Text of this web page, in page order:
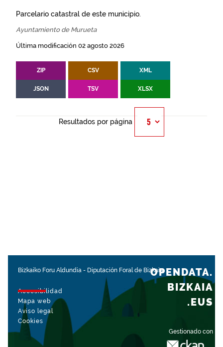
Parcelario catastral de este municipio.
Ayuntamiento de Murueta
Última modificación 02 agosto 2026
ZIP CSV XML
JSON TSV XLSX
Resultados por página
Bizkaiko Foru Aldundia - Diputación Foral de Bizkaia
Accesibilidad
Mapa web
Aviso legal
Cookies
Gestionado con
OPENDATA.
BIZKAIA
.EUS